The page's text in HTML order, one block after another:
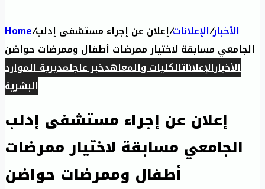
Home/ الأخبار/الإعلانات/إعلان عن إجراء مستشفى إدلب
الجامعي مسابقة لاختيار ممرضات أطفال وممرضات حواضن
الأخبارالإعلاناتالكليات والمعاهدخبر عاجلمديرية الموارد
البشرية
إعلان عن إجراء مستشفى إدلب
الجامعي مسابقة لاختيار ممرضات
أطفال وممرضات حواضن